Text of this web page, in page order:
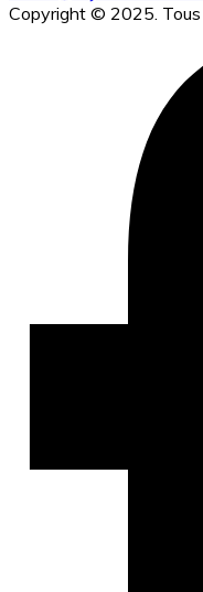
Copyright © 2025. Tous